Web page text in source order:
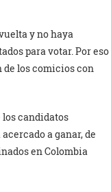
y no haya
para votar. Por eso
de los comicios con
los candidatos
a ganar, de
en Colombia